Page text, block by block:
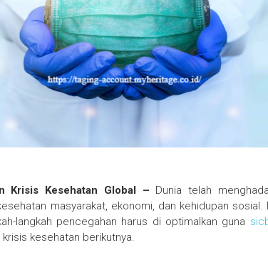
Krisis Kesehatan Global – Dunia telah
masyarakat, ekonomi, dan kehidupan
langkah pencegahan harus di optimalkan guna
kesehatan berikutnya.